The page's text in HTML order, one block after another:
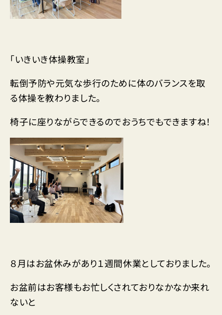
「いきいき体操教室」
転倒予防や元気な歩行のために体のバランスを取
る体操を教わりました。
椅子に座りながらできるのでおうちでもできますね！
８月はお盆休みがあり１週間休業としておりました。
お盆前はお客様もお忙しくされておりなかなか来れ
ないと